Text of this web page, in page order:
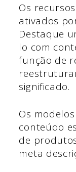
Os
ativados
Destaque
lo com
função de
significado.
Os
conteúdo
de
meta